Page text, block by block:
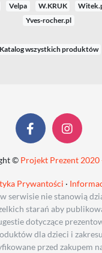
Velpa W.KRUK
Yves-rocher.pl
Katalog wszystkich produktów
© Projekt Prezent 2020
Prywantości ·
serwisie nie stanowią
starań aby
dotyczące
dla dzieci i
przed zakupem